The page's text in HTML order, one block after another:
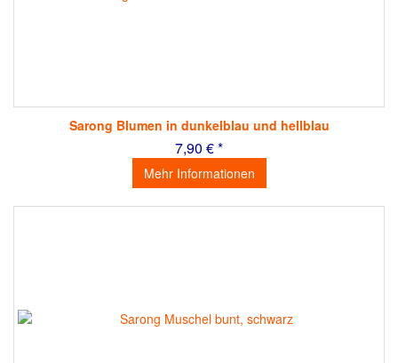
Sarong Blumen in dunkelblau und hellblau
7,90 € *
Mehr Informationen